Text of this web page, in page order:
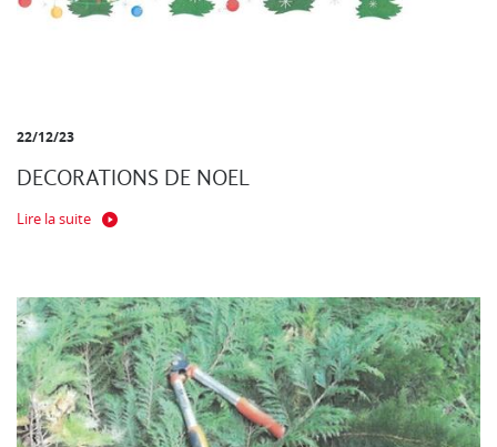
22/12/23
DECORATIONS DE NOEL
Lire la suite